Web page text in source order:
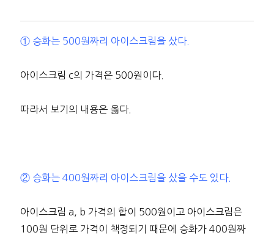
① 승화는 500원짜리 아이스크림을 샀다.
아이스크림 c의 가격은 500원이다.
따라서 보기의 내용은 옳다.
② 승화는 400원짜리 아이스크림을 샀을 수도 있다.
아이스크림 a, b 가격의 합이 500원이고 아이스크림은
100원 단위로 가격이 책정되기 때문에 승화가 400원짜